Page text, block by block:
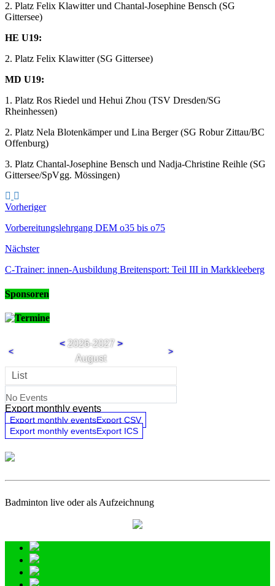
2. Platz Felix Klawitter und Chantal-Josephine Bensch (SG
Gittersee)
HE U19:
2. Platz Felix Klawitter (SG Gittersee)
MD U19:
1. Platz Ros Riedel und Hehui Zhou (TSV Dresden/SG
Rheinhessen)
2. Platz Nela Blotenkämper und Lina Berger (SG Robur Zittau/BC
Offenburg)
3. Platz Chantal-Josephine Bensch und Nadja-Christine Reihle (SG
Gittersee/SpVgg. Mössingen)
Vorheriger
Vorbereitungslehrgang DEM o35 bis o75
Nächster
C-Trainer: innen-Ausbildung Breitensport: Teil III in Markkleeberg
Sponsoren
Termine
<
<2026-2027 >
August
>
List
No Events
Export monthly events
Export monthly eventsExport CSV
Export monthly eventsExport ICS
Badminton live oder als Aufzeichnung